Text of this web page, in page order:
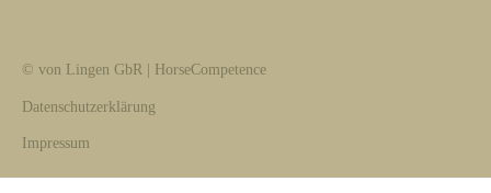
© von Lingen GbR | HorseCompetence
Datenschutzerklärung
Impressum